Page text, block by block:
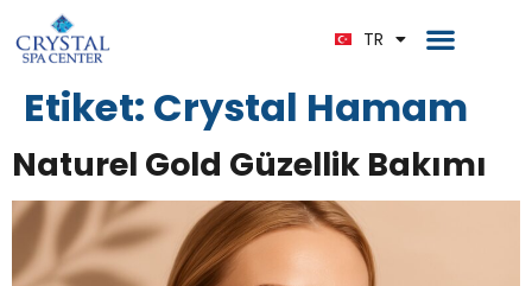
TR
DE
Etiket: Crystal Hamam
Naturel Gold Güzellik Bakımı